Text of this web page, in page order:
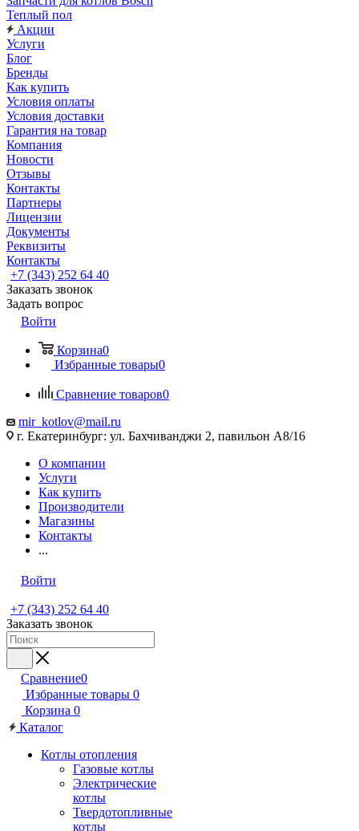
Теплый пол
Акции
Услуги
Блог
Бренды
Как купить
Условия оплаты
Условия доставки
Гарантия на товар
Компания
Новости
Отзывы
Контакты
Партнеры
Лицензии
Документы
Реквизиты
Контакты
+7 (343) 252 64 40
Заказать звонок
Задать вопрос
Войти
Корзина0
Избранные товары0
Сравнение товаров0
mir_kotlov@mail.ru
г. Екатеринбург: ул. Бахчиванджи 2, павильон А8/16
О компании
Услуги
Как купить
Производители
Магазины
Контакты
...
Войти
+7 (343) 252 64 40
Заказать звонок
Сравнение0
Избранные товары 0
Корзина 0
Каталог
Котлы отопления
Газовые котлы
Электрические
котлы
Твердотопливные
котлы